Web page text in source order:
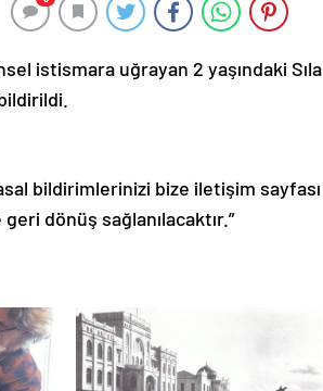
istismara uğrayan 2 yaşındaki Sıla
bildirimlerinizi bize iletişim sayfası
dönüş sağlanılacaktır.”